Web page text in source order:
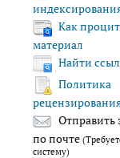
Как
материал
Найти
Политика
Отправить
по почте
систему)